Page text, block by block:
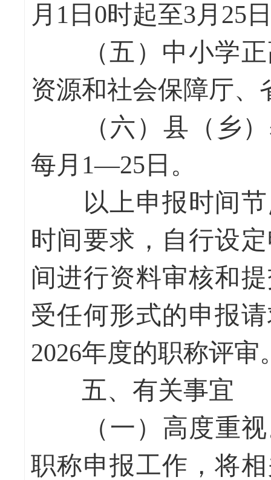
月1日0时起至3月25
（五）中小学正
资源和社会保障厅
（六）县（乡）
每月1—25日。
以上申报时间节
时间要求，自行设
间进行资料审核和
受任何形式的申报
2026年度的职称评审
五、有关事宜
（一）高度重
职称申报工作，将